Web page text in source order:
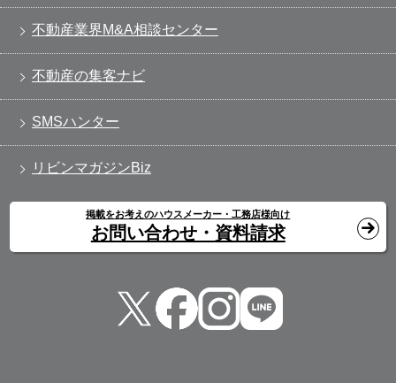
不動産業界M&A相談センター
不動産の集客ナビ
SMSハンター
リビンマガジンBiz
掲載をお考えのハウスメーカー・工務店様向け
お問い合わせ・資料請求